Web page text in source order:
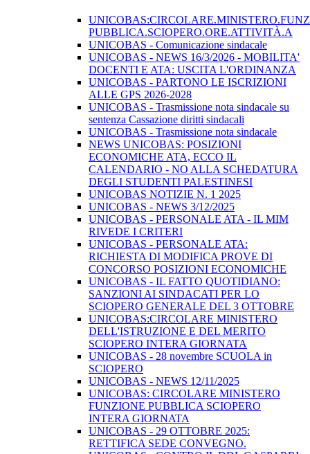
PUBBLICA.SCIOPERO.ORE.ATTIVITÀ.A
UNICOBAS - Comunicazione sindacale
UNICOBAS - NEWS 16/3/2026 - MOBILITA'
DOCENTI E ATA: USCITA L'ORDINANZA
UNICOBAS - PARTONO LE ISCRIZIONI
ALLE GPS 2026-2028
UNICOBAS - Trasmissione nota sindacale su
sentenza Cassazione diritti sindacali
UNICOBAS - Trasmissione nota sindacale
NEWS UNICOBAS: POSIZIONI
ECONOMICHE ATA, ECCO IL
CALENDARIO - NO ALLA SCHEDATURA
DEGLI STUDENTI PALESTINESI
UNICOBAS NOTIZIE N. 1 2025
UNICOBAS - NEWS 3/12/2025
UNICOBAS - PERSONALE ATA - IL MIM
RIVEDE I CRITERI
UNICOBAS - PERSONALE ATA:
RICHIESTA DI MODIFICA PROVE DI
CONCORSO POSIZIONI ECONOMICHE
UNICOBAS - IL FATTO QUOTIDIANO:
SANZIONI AI SINDACATI PER LO
SCIOPERO GENERALE DEL 3 OTTOBRE
UNICOBAS:CIRCOLARE MINISTERO
DELL'ISTRUZIONE E DEL MERITO
SCIOPERO INTERA GIORNATA
UNICOBAS - 28 novembre SCUOLA in
SCIOPERO
UNICOBAS - NEWS 12/11/2025
UNICOBAS: CIRCOLARE MINISTERO
FUNZIONE PUBBLICA SCIOPERO
INTERA GIORNATA
UNICOBAS - 29 OTTOBRE 2025:
RETTIFICA SEDE CONVEGNO.